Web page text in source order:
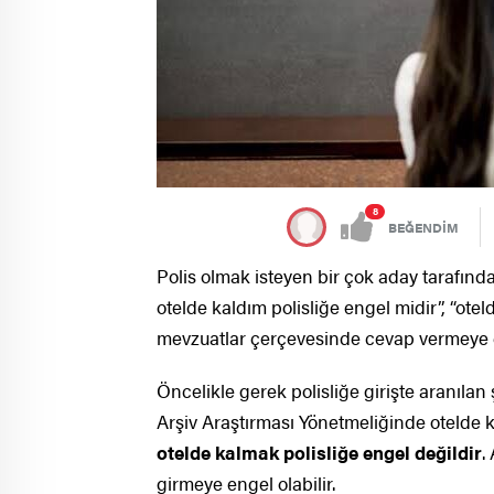
8
BEĞENDİM
Polis olmak isteyen bir çok aday
otelde kaldım polisliğe engel midir”,
mevzuatlar çerçevesinde cevap vermeye
Öncelikle gerek polisliğe girişte aranılan
Arşiv Araştırması Yönetmeliğinde
otelde kalmak polisliğe engel değildir.
girmeye engel olabilir.